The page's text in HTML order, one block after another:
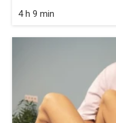
4 h 9 min